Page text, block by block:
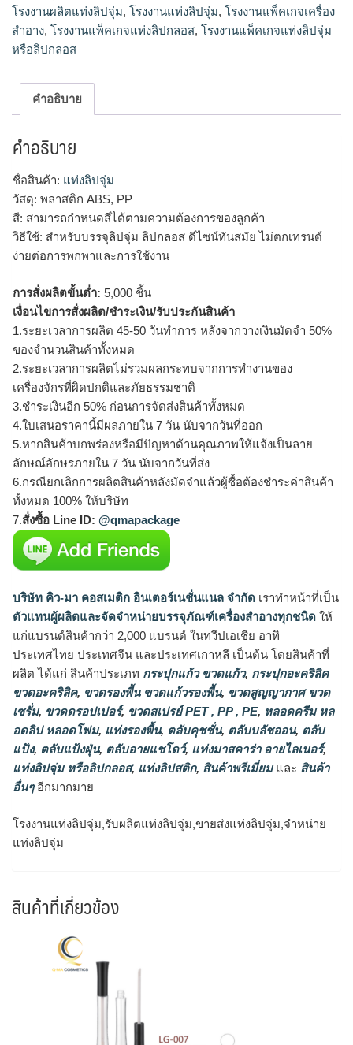
โรงงานผลิตแท่งลิปจุ่ม, โรงงานแท่งลิปจุ่ม, โรงงานแพ็คเกจเครื่อง
สำอาง, โรงงานแพ็คเกจแท่งลิปกลอส, โรงงานแพ็คเกจแท่งลิปจุ่ม
หรือลิปกลอส
คำอธิบาย
คำอธิบาย
ชื่อสินค้า: แท่งลิปจุ่ม
วัสดุ: พลาสติก ABS, PP
สี: สามารถกำหนดสีได้ตามความต้องการของลูกค้า
วิธีใช้: สำหรับบรรจุลิปจุ่ม ลิปกลอส ดีไซน์ทันสมัย ไม่ตกเทรนด์
ง่ายต่อการพกพาและการใช้งาน
การสั่งผลิตขั้นต่ำ: 5,000 ชิ้น
เงื่อนไขการสั่งผลิต/ชำระเงิน/รับประกันสินค้า
1.ระยะเวลาการผลิต 45-50 วันทำการ หลังจากวางเงินมัดจำ 50%
ของจำนวนสินค้าทั้งหมด
2.ระยะเวลาการผลิตไม่รวมผลกระทบจากการทำงานของ
เครื่องจักรที่ผิดปกติและภัยธรรมชาติ
3.ชำระเงินอีก 50% ก่อนการจัดส่งสินค้าทั้งหมด
4.ใบเสนอราคานี้มีผลภายใน 7 วัน นับจากวันที่ออก
5.หากสินค้าบกพร่องหรือมีปัญหาด้านคุณภาพให้แจ้งเป็นลาย
ลักษณ์อักษรภายใน 7 วัน นับจากวันที่ส่ง
6.กรณียกเลิกการผลิตสินค้าหลังมัดจำแล้วผู้ซื้อต้องชำระค่าสินค้า
ทั้งหมด 100% ให้บริษัท
7.สั่งซื้อ Line ID: @qmapackage
บริษัท คิว-มา คอสเมติก อินเตอร์เนชั่นแนล จำกัด เราทำหน้าที่เป็น
ตัวแทนผู้ผลิตและจัดจำหน่ายบรรจุภัณฑ์เครื่องสำอางทุกชนิด ให้
แก่แบรนด์สินค้ากว่า 2,000 แบรนด์ ในทวีปเอเชีย อาทิ
ประเทศไทย ประเทศจีน และประเทศเกาหลี เป็นต้น โดยสินค้าที่
ผลิต ได้แก่ สินค้าประเภท กระปุกแก้ว ขวดแก้ว, กระปุกอะคริลิค
ขวดอะคริลิค, ขวดรองพื้น ขวดแก้วรองพื้น, ขวดสูญญากาศ ขวด
เซรั่ม, ขวดดรอปเปอร์, ขวดสเปรย์ PET , PP , PE, หลอดครีม หล
อดลิป หลอดโฟม, แท่งรองพื้น, ตลับคุชชั่น, ตลับบลัชออน, ตลับ
แป้ง, ตลับแป้งฝุ่น, ตลับอายแชโดว์, แท่งมาสคาร่า อายไลเนอร์,
แท่งลิปจุ่ม หรือลิปกลอส, แท่งลิปสติก, สินค้าพรีเมี่ยมและ สินค้า
อื่นๆอีกมากมาย
โรงงานแท่งลิปจุ่ม,รับผลิตแท่งลิปจุ่ม,ขายส่งแท่งลิปจุ่ม,จำหน่าย
แท่งลิปจุ่ม
สินค้าที่เกี่ยวข้อง